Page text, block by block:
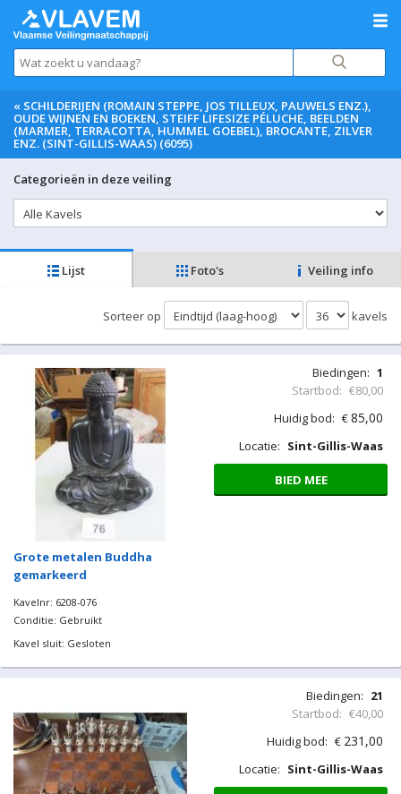
« SCHILDERIJEN (ROMAIN STEPPE, JOS TILLEUX, PAUWELS ENZ.),
OUDE WIJNEN EN BOEKEN, STEIFF LIFESIZE PÉLUCHE, BEELDEN
(MARMER, TERRACOTTA, HUMMEL GOEBEL), BROCANTE, ZILVER
ENZ. (SINT-GILLIS-WAAS) (6095)
Categorieën in deze veiling
Lijst Foto's Veiling info
Sorteer op kavels
Grote metalen Buddha
gemarkeerd
Kavelnr: 6208-076
Conditie: Gebruikt
Kavel sluit: Gesloten
Biedingen: 1
Startbod: €80,00
Huidig bod: €85,00
Locatie: Sint-Gillis-Waas
BIED MEE
Biedingen: 21
Startbod: €40,00
Huidig bod: € 231,00
Locatie: Sint-Gillis-Waas